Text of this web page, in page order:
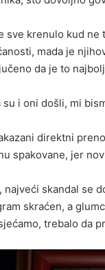
sve krenulo kud ne
mada je
da je to
su i oni došli, mi
direktni
spakovane, jer
najveći skandal se
skraćen, a
trebalo da